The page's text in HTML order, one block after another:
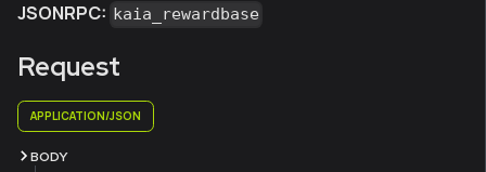
JSONRPC: kaia_rewardbase
Request
APPLICATION/JSON
BODY